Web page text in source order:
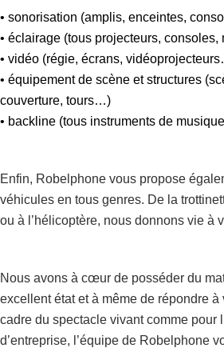
• sonorisation (amplis, enceintes,
• éclairage (tous projecteurs,
• vidéo (régie, écrans,
• équipement de scène et structures
couverture, tours…)
• backline (tous instruments de
Enfin, Robelphone vous propose
véhicules en tous genres. De la
ou à l’hélicoptère, nous donnons vie à
Nous avons à cœur de posséder du
excellent état et à même de répondre
cadre du spectacle vivant comme pour
d’entreprise, l’équipe de Robelphone